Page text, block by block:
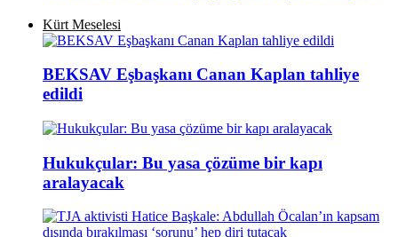
Kürt Meselesi
BEKSAV Eşbaşkanı Canan Kaplan tahliye
edildi
Hukukçular: Bu yasa çözüme bir kapı
aralayacak